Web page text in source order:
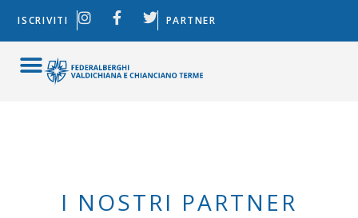
ISCRIVITI PARTNER
I NOSTRI PARTNER